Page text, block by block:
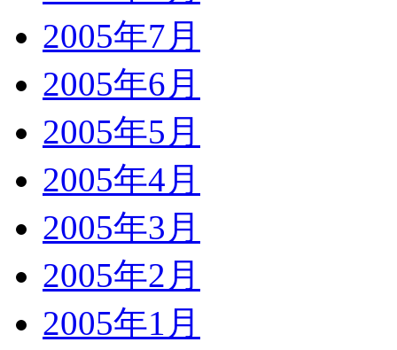
2005年7月
2005年6月
2005年5月
2005年4月
2005年3月
2005年2月
2005年1月